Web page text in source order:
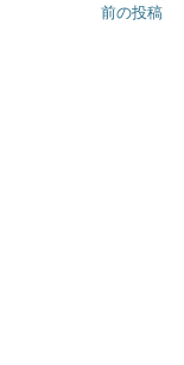
前の投稿